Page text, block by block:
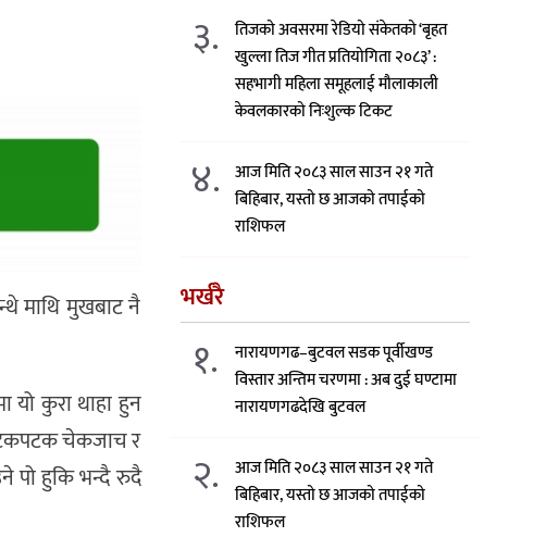
माथि मुखबाट नै
यो कुरा थाहा हुन
चेकजाच र
पो हुकि भन्दै रुदै
३.
तिजको अवसरमा रेडियो संकेतको ‘बृहत
खुल्ला तिज गीत प्रतियोगिता २०८३’ :
सहभागी महिला समूहलाई मौलाकाली
केवलकारको निःशुल्क टिकट
४.
आज मिति २०८३ साल साउन २१ गते
बिहिबार, यस्तो छ आजको तपाईको
राशिफल
भर्खरै
१.
नारायणगढ–बुटवल सडक पूर्वीखण्ड
विस्तार अन्तिम चरणमा : अब दुई घण्टामा
नारायणगढदेखि बुटवल
२.
आज मिति २०८३ साल साउन २१ गते
बिहिबार, यस्तो छ आजको तपाईको
राशिफल